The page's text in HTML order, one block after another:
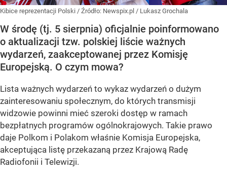
Kibice reprezentacji Polski / Źródło: Newspix.pl / Lukasz Grochala
W środę (tj. 5 sierpnia) oficjalnie poinformowano
o aktualizacji tzw. polskiej liście ważnych
wydarzeń, zaakceptowanej przez Komisję
Europejską. O czym mowa?
Lista ważnych wydarzeń to wykaz wydarzeń o dużym
zainteresowaniu społecznym, do których transmisji
widzowie powinni mieć szeroki dostęp w ramach
bezpłatnych programów ogólnokrajowych. Takie prawo
daje Polkom i Polakom właśnie Komisja Europejska,
akceptująca listę przekazaną przez Krajową Radę
Radiofonii i Telewizji.